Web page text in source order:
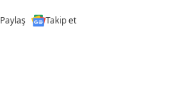
Paylaş Takip et